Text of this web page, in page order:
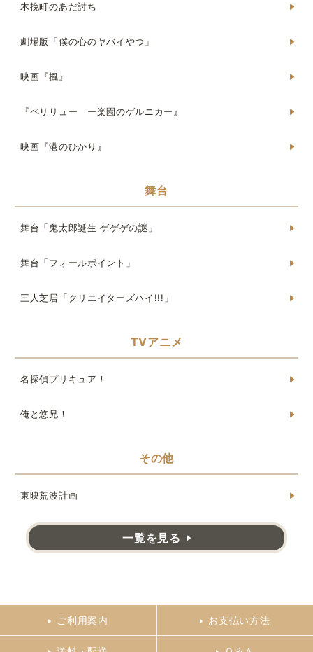
木挽町のあだ討ち
劇場版「僕の心のヤバイやつ」
映画『楓』
『ペリリュー ー楽園のゲルニカー』
映画『港のひかり』
舞台
舞台「鬼太郎誕生 ゲゲゲの謎」
舞台「フォールポイント」
三人芝居「クリエイターズハイ!!!」
TVアニメ
名探偵プリキュア！
俺と悠兄！
その他
東映荒波計画
一覧を見る
ご利用案内 お支払い方法